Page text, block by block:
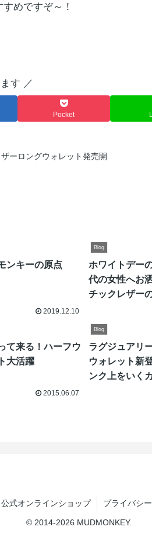
めですぞ～！
す ／
Pocket
ーロングウォレット発売開
ンキーの原点
2019.12.10
Blog
ホワイトデー
代の女性へお
チックレザー
財布をプレゼ
て来る！ハーフウ
大活躍
2015.06.07
Blog
ラグジュアリ
ウォレット新
ンク上をいく
かし彫りゴー
公式オンラインショップ プライバシ
© 2014-2026 MUDMONKEY.